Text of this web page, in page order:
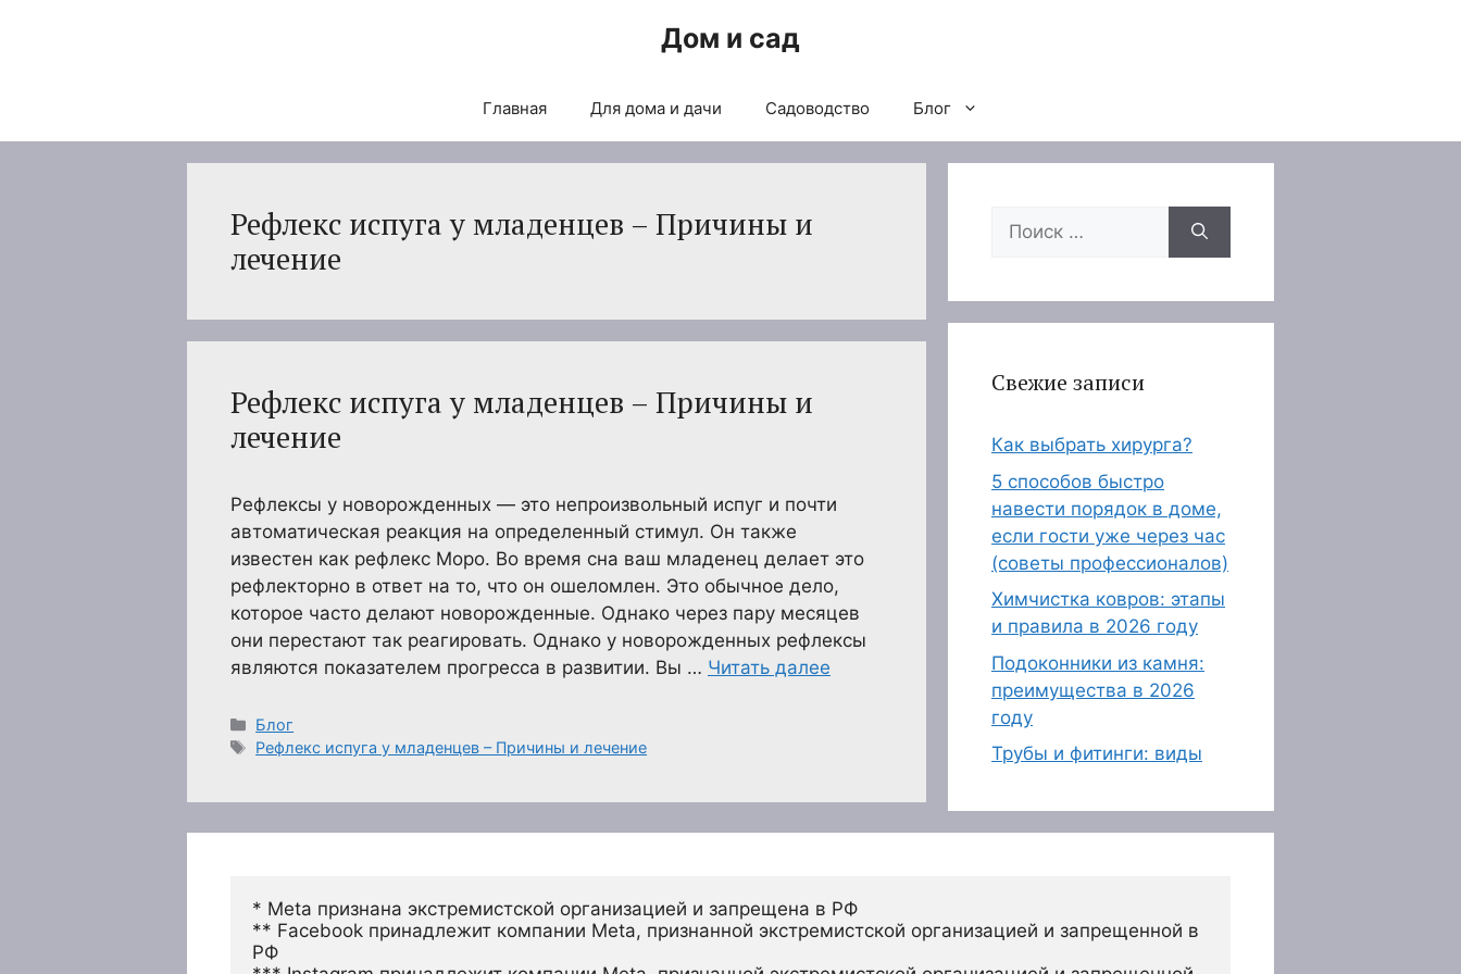
Дом и сад
Главная Для дома и дачи Садоводство Блог
Рефлекс испуга у младенцев – Причины и
лечение
Рефлекс испуга у младенцев – Причины и
лечение
Рефлексы у новорожденных — это непроизвольный испуг и почти
автоматическая реакция на определенный стимул. Он также
известен как рефлекс Моро. Во время сна ваш младенец делает это
рефлекторно в ответ на то, что он ошеломлен. Это обычное дело,
которое часто делают новорожденные. Однако через пару месяцев
они перестают так реагировать. Однако у новорожденных рефлексы
являются показателем прогресса в развитии. Вы … Читать далее
Рубрики
Блог
Метки
Рефлекс испуга у младенцев – Причины и лечение
Поиск:
Свежие записи
Как выбрать хирурга?
5 способов быстро
навести порядок в доме,
если гости уже через час
(советы профессионалов)
Химчистка ковров: этапы
и правила в 2026 году
Подоконники из камня:
преимущества в 2026
году
Трубы и фитинги: виды
* Meta признана экстремистской организацией и запрещена в РФ
** Facebook принадлежит компании Meta, признанной экстремистской организацией и запрещенной в
РФ